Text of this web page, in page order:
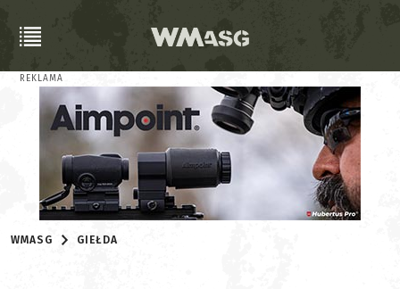
REKLAMA
WMASG GIEŁDA